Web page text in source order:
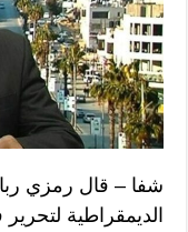
شفا – قال رمزي
الديمقراطية